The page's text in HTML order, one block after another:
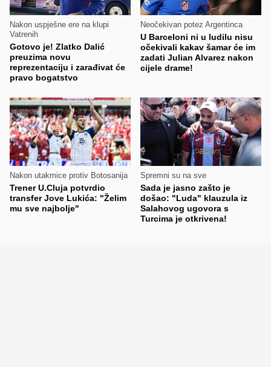
Nakon uspješne ere na klupi
Vatrenih
Gotovo je! Zlatko Dalić
preuzima novu
reprezentaciju i zarađivat će
pravo bogatstvo
Neočekivan potez Argentinca
U Barceloni ni u ludilu nisu
očekivali kakav šamar će im
zadati Julian Alvarez nakon
cijele drame!
Nakon utakmice protiv Botosanija
Trener U.Cluja potvrdio
transfer Jove Lukića: "Želim
mu sve najbolje"
Spremni su na sve
Sada je jasno zašto je
došao: "Luda" klauzula iz
Salahovog ugovora s
Turcima je otkrivena!